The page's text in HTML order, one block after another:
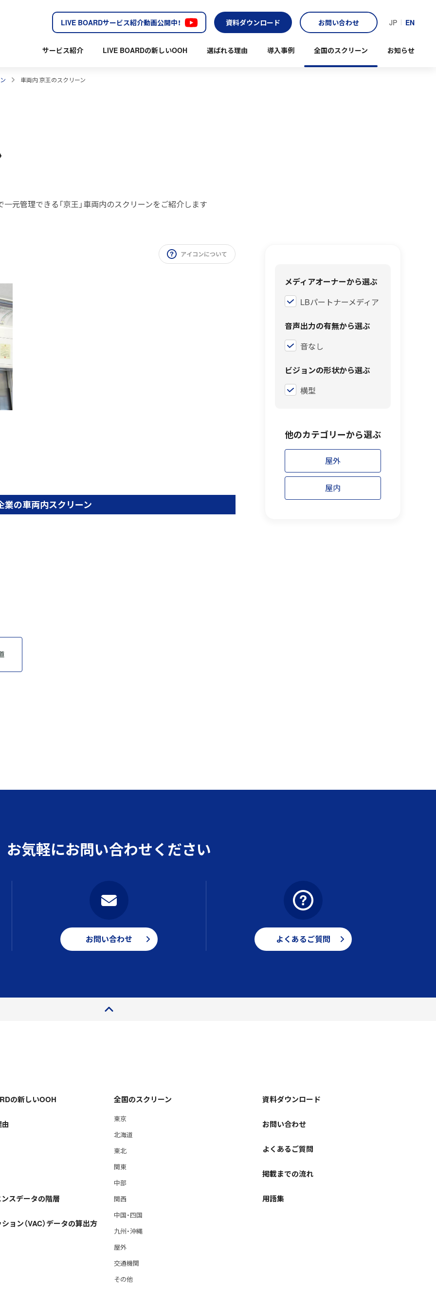
LIVE BOARDサービス紹介動画公開中！ 資料ダウンロード お問い合わせ JP EN
サービス紹介 LIVE BOARDの新しいOOH 選ばれる理由 導入事例 全国のスクリーン お知らせ
車両内 京王のスクリーン
元管理できる「京王」車両内のスクリーンをご紹介します
アイコンについて
業の車両内スクリーン
メディアオーナーから選ぶ
LBパートナーメディア
音声出力の有無から選ぶ
音なし
ビジョンの形状から選ぶ
横型
他のカテゴリーから選ぶ
屋外
屋内
お気軽にお問い合わせください
お問い合わせ よくあるご質問
の新しいOOH
スデータの階層
ョン（VAC）データの算出方
全国のスクリーン
東京
北海道
東北
関東
中部
関西
中国・四国
九州・沖縄
屋外
交通機関
その他
資料ダウンロード
お問い合わせ
よくあるご質問
掲載までの流れ
用語集